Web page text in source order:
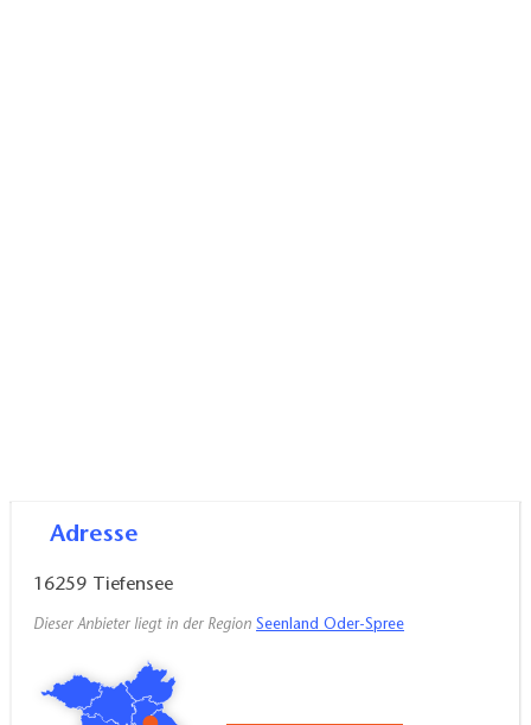
Adresse
16259 Tiefensee
Dieser Anbieter liegt in der Region Seenland Oder-Spree